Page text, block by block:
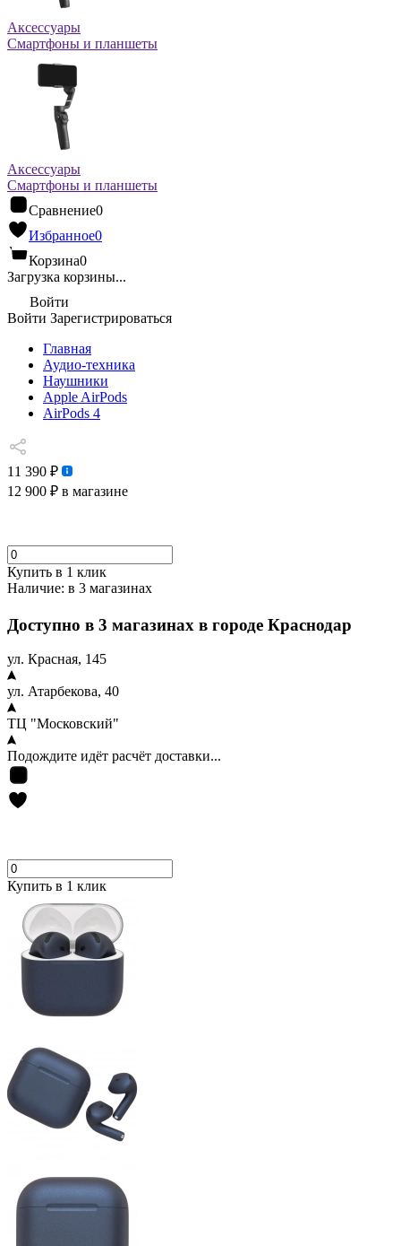
Аксессуары
Смартфоны и планшеты
Аксессуары
Смартфоны и планшеты
Сравнение0
Избранное0
Корзина0
Загрузка корзины...
Войти
Войти Зарегистрироваться
Главная
Аудио-техника
Наушники
Apple AirPods
AirPods 4
11 390 ₽
12 900 ₽ в магазине
Купить в 1 клик
Наличие: в 3 магазинах
Доступно в 3 магазинах в городе Краснодар
ул. Красная, 145
ул. Атарбекова, 40
ТЦ "Московский"
Подождите идёт расчёт доставки...
Купить в 1 клик